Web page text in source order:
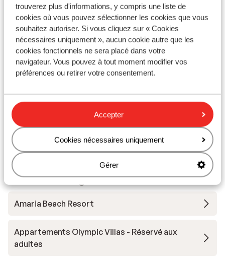
trouverez plus d'informations, y compris une liste de
cookies où vous pouvez sélectionner les cookies que vous
souhaitez autoriser. Si vous cliquez sur « Cookies
nécessaires uniquement », aucun cookie autre que les
cookies fonctionnels ne sera placé dans votre
navigateur. Vous pouvez à tout moment modifier vos
préférences ou retirer votre consentement.
Accepter
Cookies nécessaires uniquement
Gérer
À proximité
Distance de la plage environ 250 mètres (plage de
galets)
À la périphérie
Distance jusqu'à l'arrêt de bus environ 25 mètres
Distance au restaurant le plus proche environ 150
Autres hébergements - Santorin
Amaria Beach Resort
Appartements Olympic Villas - Réservé aux
adultes